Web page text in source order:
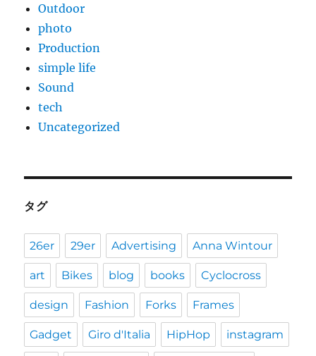
Outdoor
photo
Production
simple life
Sound
tech
Uncategorized
タグ
26er 29er Advertising Anna Wintour
art Bikes blog books Cyclocross
design Fashion Forks Frames
Gadget Giro d'Italia HipHop instagram